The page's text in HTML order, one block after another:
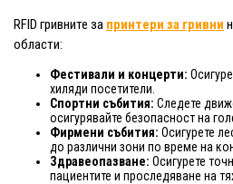
RFID гривните за принтери за гривни
области:
Фестивали и концерти:
хиляди посетители.
Спортни събития: Следете
осигурявайте безопасност на
Фирмени събития: Осигурете
до различни зони по време на
Здравеопазване: Осигурете
пациентите и проследяване на